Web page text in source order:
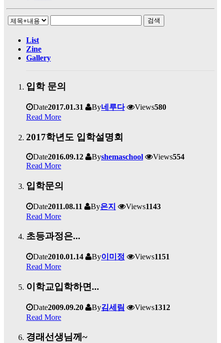
검색
List
Zine
Gallery
입학 문의
Date2017.01.31 By네루다 Views580
Read More
2017학년도 입학설명회
Date2016.09.12 Byshemaschool Views554
Read More
입학문의
Date2011.08.11 By은지 Views1143
Read More
초등과정은...
Date2010.01.14 By이미정 Views1151
Read More
이학교입학하면...
Date2009.09.20 By김세림 Views1312
Read More
경래선생님께~